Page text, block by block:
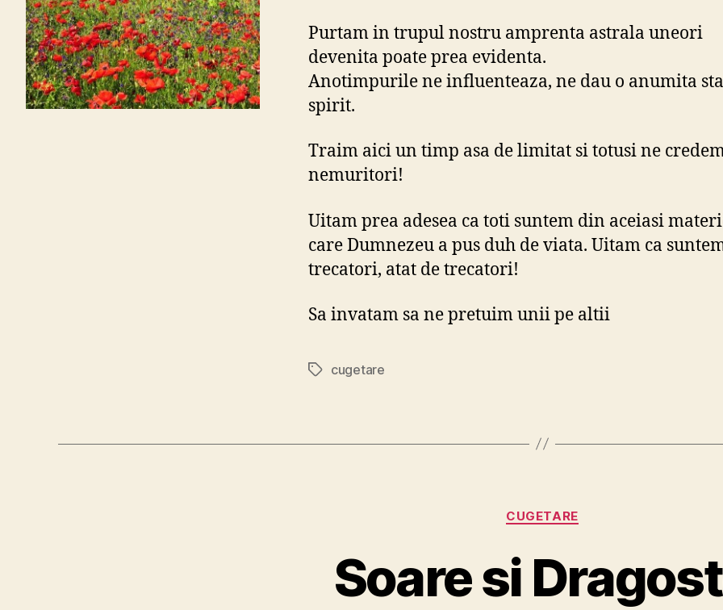
Purtam in trupul nostru amprenta astrala uneori
devenita poate prea evidenta.
Anotimpurile ne influenteaza, ne dau o anumita
spirit.
Traim aici un timp asa de limitat si totusi ne
nemuritori!
Uitam prea adesea ca toti suntem din aceiasi
care Dumnezeu a pus duh de viata. Uitam ca
trecatori, atat de trecatori!
Sa invatam sa ne pretuim unii pe altii
Etichetecugetare
Categorii
CUGETARE
Soare si